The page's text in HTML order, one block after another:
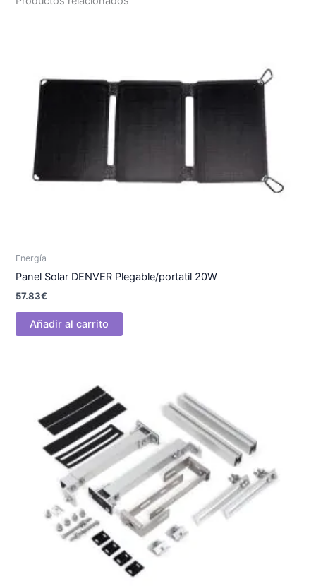
Energía
Panel Solar DENVER Plegable/portatil 20W
57.83€
Añadir al carrito